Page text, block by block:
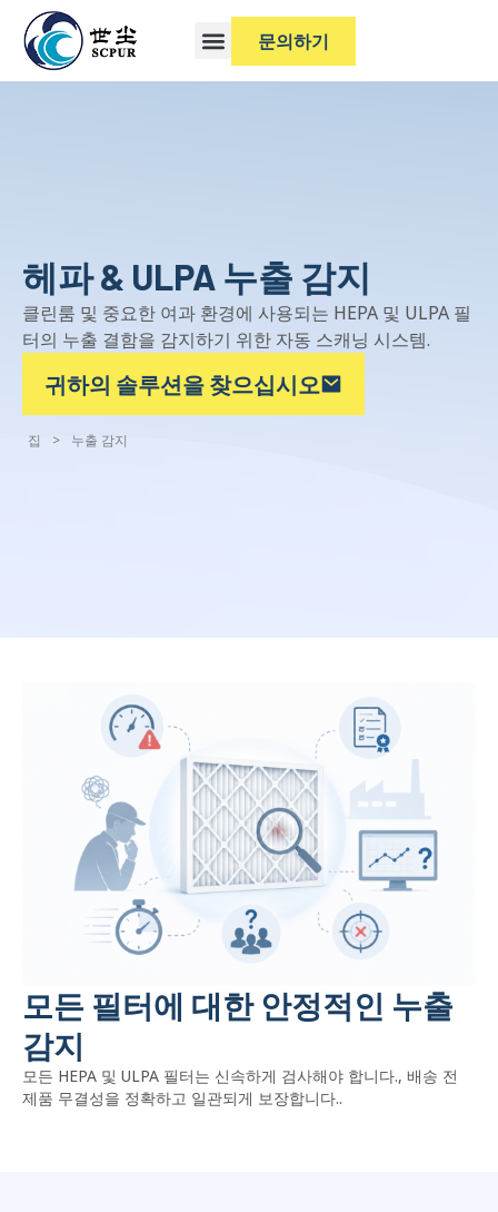
문의하기
헤파 & ULPA 누출 감지
클린룸 및 중요한 여과 환경에 사용되는 HEPA 및 ULPA 필
터의 누출 결함을 감지하기 위한 자동 스캐닝 시스템.
귀하의 솔루션을 찾으십시오
집 > 누출 감지
모든 필터에 대한 안정적인 누출
감지
모든 HEPA 및 ULPA 필터는 신속하게 검사해야 합니다., 배송 전
제품 무결성을 정확하고 일관되게 보장합니다..